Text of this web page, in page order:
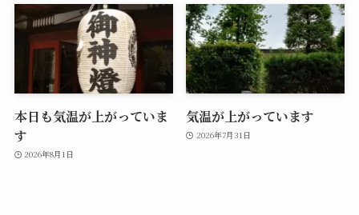
本日も気温が上がっていま
す
2026年8月1日
気温が上がっています
2026年7月31日